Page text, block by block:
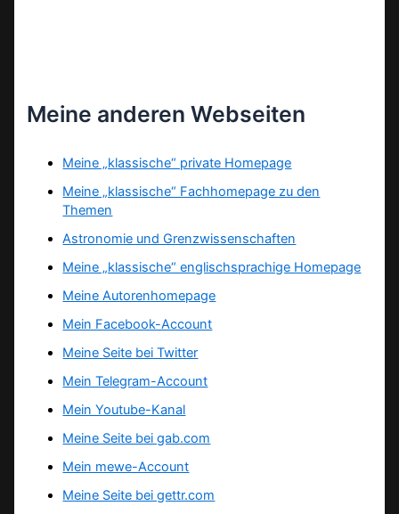
Meine anderen Webseiten
Meine „klassische“ private Homepage
Meine „klassische“ Fachhomepage zu den
Themen
Astronomie und Grenzwissenschaften
Meine „klassische“ englischsprachige Homepage
Meine Autorenhomepage
Mein Facebook-Account
Meine Seite bei Twitter
Mein Telegram-Account
Mein Youtube-Kanal
Meine Seite bei gab.com
Mein mewe-Account
Meine Seite bei gettr.com